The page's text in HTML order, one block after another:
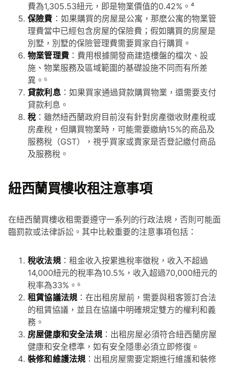
費為1,305.53紐元，即是物業價值的0.42%。⁴
保險費 ：如果購買的房屋是公寓，那麽公寓的物業管
理費當中已經包含房屋的保險費；假如購買的房屋是
別墅，別墅的保險管理費需要買家自行購買。
物業管理費 ：費用根據開發商建造樓盤的檔次、設
施、物業服務及區域範圍的基礎設施不同而有所差
異。⁵
貸款利息：如果買家通過貸款購買物業，還需要支付
貸款利息。
稅 ：雖然紐西蘭政府目前沒有針對房產徵收財產稅或
房產稅，但購買物業時，可能需要繳納15%的商品及
服務稅（GST），視乎買家或賣家是否登記繳付商品
及服務稅。
紐西蘭買樓收租注意事項
在紐西蘭買樓收租需要遵守一系列的行政法規，否則可能面
臨罰款或法律訴訟。其中比較重要的注意事項包括：
稅收法規：租金收入按累進稅率徵稅，收入不超過
14,000紐元的稅率為10.5%，收入超過70,000紐元的
稅率為33%。⁶
租賃協議法規 ：在出租房屋前，需要與租客簽訂合法
的租賃協議，並且在協議中明確規定雙方的權利和義
務。
房屋健康和安全法規：出租房屋必須符合紐西蘭房屋
健康和安全標準，如有安全隱患必須立即修復。
裝修和維護法規 ：出租房屋需要定期進行維護和裝修